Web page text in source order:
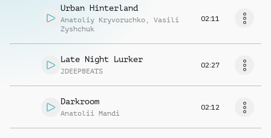
Urban Hinterland
Anatoliy Kryvoruchko , Vasili
Zyshchuk
02:11
Late Night Lurker
2DEEPBEATS
02:27
Darkroom
Anatolii Mandi
02:12